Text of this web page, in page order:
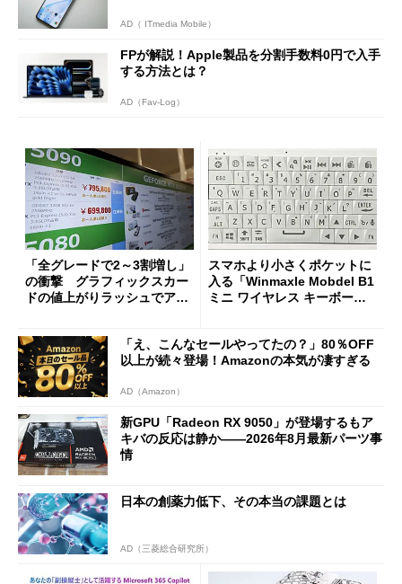
AD（ ITmedia Mobile）
FPが解説！Apple製品を分割手数料0円で入手
する方法とは？
AD（Fav-Log）
「全グレードで2～3割増し」
の衝撃 グラフィックスカー
ドの値上がりラッシュでアキ
スマホより小さくポケットに
入る「Winmaxle Mobdel B1
ミニ ワイヤレス キーボー
「え、こんなセールやってたの？」80％OFF
以上が続々登場！Amazonの本気が凄すぎる
AD（Amazon）
新GPU「Radeon RX 9050」が登場するもア
キバの反応は静か――2026年8月最新パーツ事
情
日本の創薬力低下、その本当の課題とは
AD（三菱総合研究所）